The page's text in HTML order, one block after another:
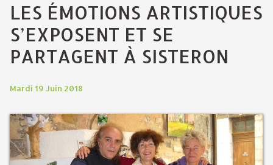
LES ÉMOTIONS ARTISTIQUES
S’EXPOSENT ET SE
PARTAGENT À SISTERON
Mardi 19 Juin 2018